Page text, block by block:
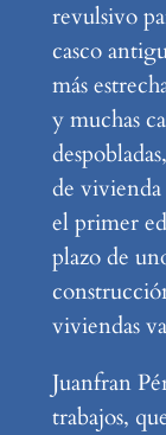
revulsivo
casco
más
y muchas
de
el primer
plazo de
viviendas
Juanfran
trabajos,